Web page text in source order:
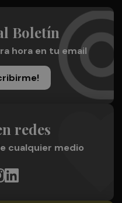
Boletín
hora en tu email
redes
cualquier medio